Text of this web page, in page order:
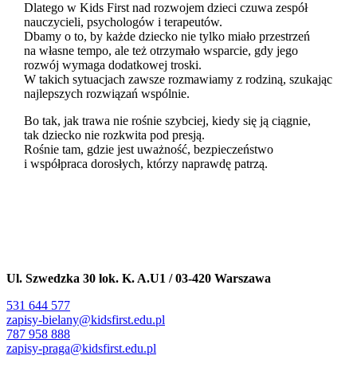
Dlatego w Kids First nad rozwojem dzieci czuwa zespół
nauczycieli, psychologów i terapeutów.
Dbamy o to, by każde dziecko nie tylko miało przestrzeń
na własne tempo, ale też otrzymało wsparcie, gdy jego
rozwój wymaga dodatkowej troski.
W takich sytuacjach zawsze rozmawiamy z rodziną, szukając
najlepszych rozwiązań wspólnie.
Bo tak, jak trawa nie rośnie szybciej, kiedy się ją ciągnie,
tak dziecko nie rozkwita pod presją.
Rośnie tam, gdzie jest uważność, bezpieczeństwo
i współpraca dorosłych, którzy naprawdę patrzą.
Ul. Szwedzka 30 lok. K. A.U1 /03-420 Warszawa
531 644 577
zapisy-bielany@kidsfirst.edu.pl
787 958 888
zapisy-praga@kidsfirst.edu.pl